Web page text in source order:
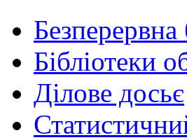
Безперервна
Бібліотеки
Ділове досьє